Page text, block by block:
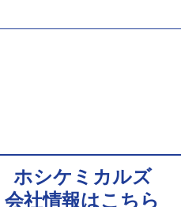
ホシケミカルズ
会社情報はこちら